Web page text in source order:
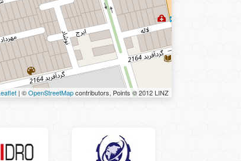
| ©OpenStreetMapcontributors, Points © 2012 LINZ